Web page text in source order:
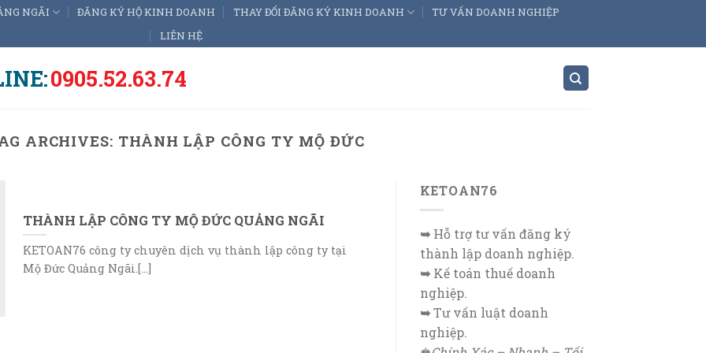
NGÃI ĐĂNG KÝ HỘ KINH DOANH THAY ĐỔI ĐĂNG KÝ KINH DOANH
TƯ VẤN DOANH NGHIỆP
LIÊN HỆ
0905.52.63.74
ARCHIVES: THÀNH LẬP CÔNG TY MỘ ĐỨC
THÀNH LẬP CÔNG TY MỘ ĐỨC QUẢNG NGÃI
KETOAN76 công ty chuyên dịch vụ thành lập công ty tại
Mộ Đức Quảng Ngãi.[...]
KETOAN76
➥Hỗ trợ tư vấn đăng ký
thành lập doanh nghiệp.
➥Kế toán thuế doanh
nghiệp.
➥Tư vấn luật doanh
nghiệp.